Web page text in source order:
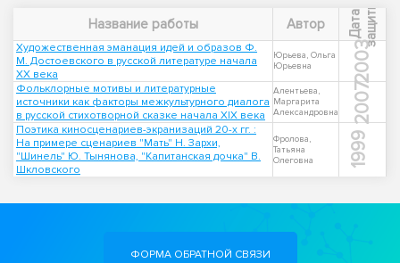
Название работы Автор Д
а
т
а
з
а
щ
и
т ы
Художественная эманация идей и образов Ф.
М. Достоевского в русской литературе начала
XX века
Юрьева, Ольга
Юрьевна
2003
Фольклорные мотивы и литературные
источники как факторы межкультурного диалога
в русской стихотворной сказке начала XIX века
Алентьева,
Маргарита
Александровна
2007
Поэтика киносценариев-экранизаций 20-х гг. :
На примере сценариев "Мать" Н. Зархи,
"Шинель" Ю. Тынянова, "Капитанская дочка" В.
Шкловского
Фролова,
Татьяна
Олеговна
1999
ФОРМА ОБРАТНОЙ СВЯЗИ